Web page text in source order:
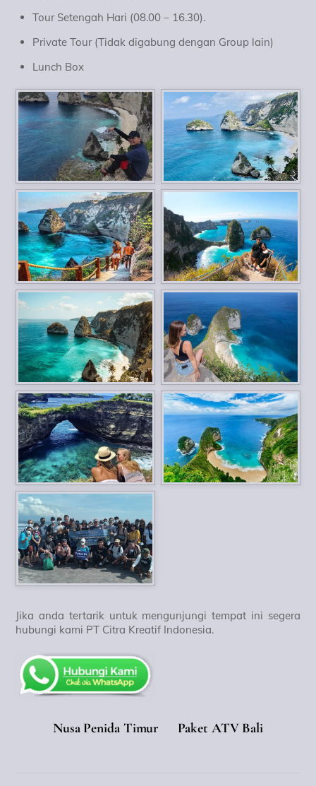
Tour Setengah Hari (08.00 – 16.30).
Private Tour (Tidak digabung dengan Group lain)
Lunch Box
Jika anda tertarik untuk mengunjungi tempat ini segera
hubungi kami PT Citra Kreatif Indonesia.
Nusa Penida Timur Paket ATV Bali